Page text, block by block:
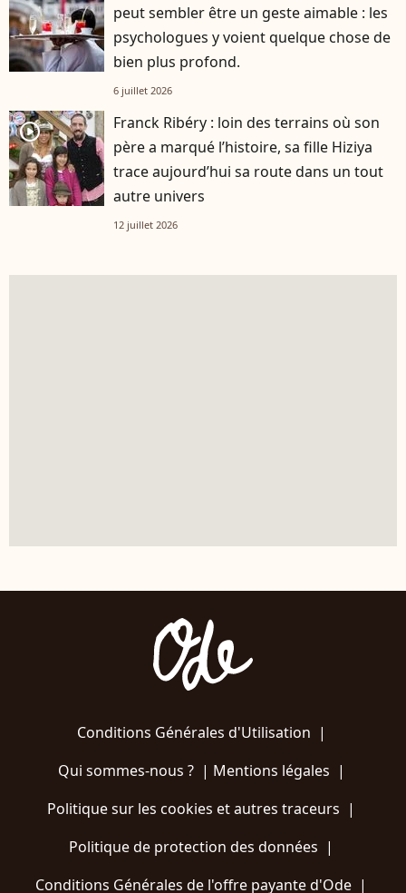
peut sembler être un geste aimable : les
psychologues y voient quelque chose de
bien plus profond.
6 juillet 2026
player2
Franck Ribéry : loin des terrains où son
père a marqué l’histoire, sa fille Hiziya
trace aujourd’hui sa route dans un tout
autre univers
12 juillet 2026
Conditions Générales d'Utilisation |
Qui sommes-nous ?| Mentions légales |
Politique sur les cookies et autres traceurs |
Politique de protection des données |
Conditions Générales de l'offre payante d'Ode |